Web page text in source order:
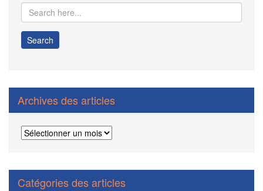
Archives des articles
Archives
des
Catégories des articles